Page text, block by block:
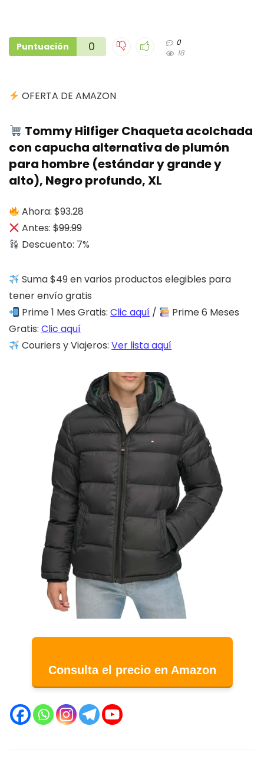
Puntuación 0
0
18
OFERTA DE AMAZON
Tommy Hilfiger Chaqueta acolchada
con capucha alternativa de plumón
para hombre (estándar y grande y
alto), Negro profundo, XL
Ahora: $93.28
Antes:$99.99
Descuento: 7%
Suma $49 en varios productos elegibles para
tener envío gratis
Prime 1 Mes Gratis:Clic aquí /
Prime 6 Meses
Gratis: Clic aquí
Couriers y Viajeros:Ver lista aquí
Consulta el precio en Amazon